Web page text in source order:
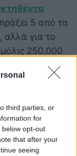
third parties, or
for
opt-out
that after your
seeing
5 από τα
αλλά για το
250,000
Novibet με το